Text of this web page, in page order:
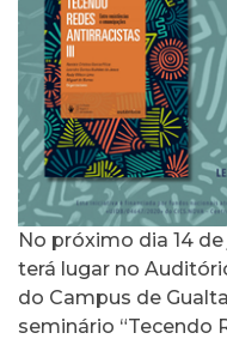
No próximo dia 14
terá lugar no
do Campus de
seminário “Tecendo